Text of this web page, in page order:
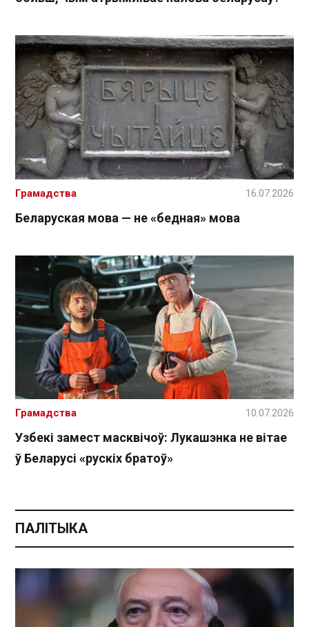
Беларуская мова — не «бедная» мова
Грамадства 16.07.2026
Узбекі замест масквічоў: Лукашэнка не вітае
ў Беларусі «рускіх братоў»
Грамадства 10.07.2026
ПАЛІТЫКА